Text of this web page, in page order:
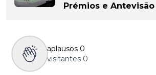
Prémios e Antevisão
aplausos 0
visitantes 0